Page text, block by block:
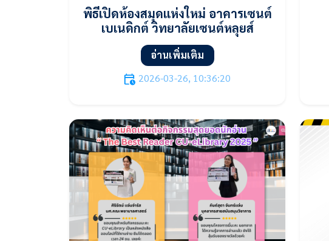
พิธีเปิดห้องสมุดแห่งใหม่ อาคารเซนต์
เบเนดิกต์ วิทยาลัยเซนต์หลุยส์
อ่านเพิ่มเติม
2026-03-26, 10:36:20